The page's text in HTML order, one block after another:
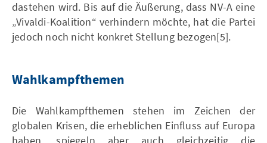
dastehen wird. Bis auf die Äußerung, dass NV-A eine
„Vivaldi-Koalition“ verhindern möchte, hat die Partei
jedoch noch nicht konkret Stellung bezogen[5].
Wahlkampfthemen
Die Wahlkampfthemen stehen im Zeichen der
globalen Krisen, die erheblichen Einfluss auf Europa
haben, spiegeln aber auch gleichzeitig die